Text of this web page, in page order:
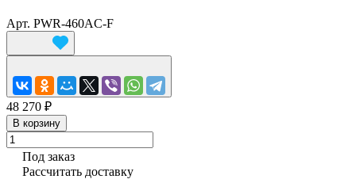
Арт. PWR-460AC-F
48 270 ₽
В корзину
Под заказ
Рассчитать доставку